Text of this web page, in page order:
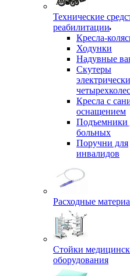
Технические
реабилитации
Кресла-
Ходунки
Надувные
Скутеры
Кресла с
оснащением
Подъемники
больных
Поручни для
инвалидов
Расходные
Стойки
оборудования